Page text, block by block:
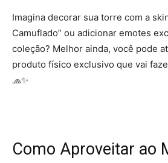
Imagina decorar sua torre com a
Camuflado” ou adicionar emotes
coleção? Melhor ainda, você pode
produto físico exclusivo que vai
🧢✨
Como Aproveitar ao